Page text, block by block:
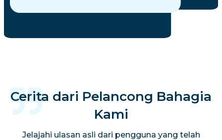
Cerita dari Pelancong Bahagia
Kami
Jelajahi ulasan asli dari pengguna yang telah